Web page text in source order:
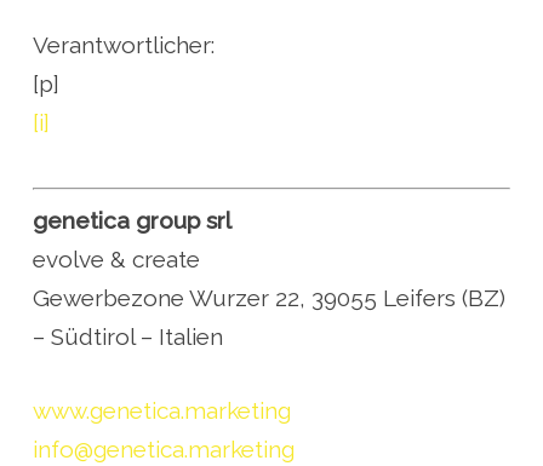
Verantwortlicher:
[p]
[i]
genetica group srl
evolve & create
Gewerbezone Wurzer 22, 39055 Leifers (BZ)
– Südtirol – Italien
www.genetica.marketing
info@genetica.marketing